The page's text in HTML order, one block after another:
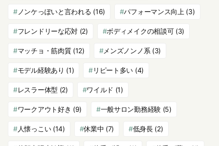
ノンケっぽいと言われる (16) パフォーマンス向上 (3)
フレンドリーな応対 (2) ボディメイクの相談可(3)
マッチョ・筋肉質(12) メンズノンノ系 (3)
モデル経験あり (1) リピート多い (4)
レスラー体型 (2) ワイルド (1)
ワークアウト好き (9) 一般サロン勤務経験(5)
人懐っこい(14) 休業中 (7) 低身長(2)